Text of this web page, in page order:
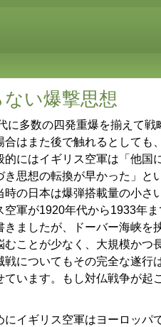
い爆撃思想
多数の四発重爆を揃えて戦
合はまた後で触れるとして
的にはイギリス空軍は「他国
き思想の転換が早かった」と
時の日本は爆弾搭載量の小さ
軍が1920年代から1933年
きましたが、ドーバー海峡を
むことが少なく、大規模かつ
戦についてもその完全な遂行
ています。もし対仏戦争が起
イギリス空軍はヨーロッパ